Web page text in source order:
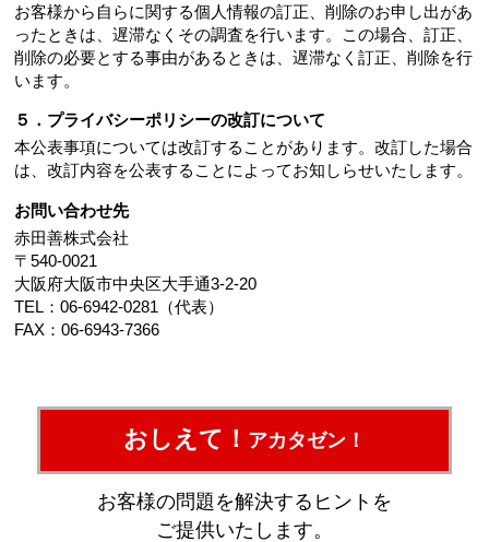
お客様から自らに関する個人情報の訂正、削除のお申し出があ
ったときは、遅滞なくその調査を行います。この場合、訂正、
削除の必要とする事由があるときは、遅滞なく訂正、削除を行
います。
５．プライバシーポリシーの改訂について
本公表事項については改訂することがあります。改訂した場合
は、改訂内容を公表することによってお知しらせいたします。
お問い合わせ先
赤田善株式会社
〒540-0021
大阪府大阪市中央区大手通3-2-20
TEL：06-6942-0281（代表）
FAX：06-6943-7366
おしえて！ アカタゼン！
お客様の問題を解決するヒントを
ご提供いたします。